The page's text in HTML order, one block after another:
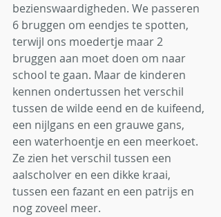
bezienswaardigheden. We passeren
6 bruggen om eendjes te spotten,
terwijl ons moedertje maar 2
bruggen aan moet doen om naar
school te gaan. Maar de kinderen
kennen ondertussen het verschil
tussen de wilde eend en de kuifeend,
een nijlgans en een grauwe gans,
een waterhoentje en een meerkoet.
Ze zien het verschil tussen een
aalscholver en een dikke kraai,
tussen een fazant en een patrijs en
nog zoveel meer.